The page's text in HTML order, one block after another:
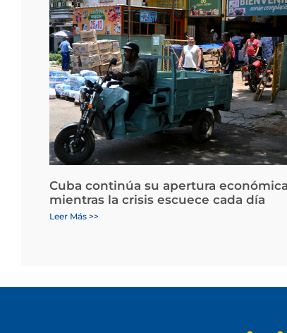
Cuba continúa su apertura económica
mientras la crisis escuece cada día
Leer Más >>